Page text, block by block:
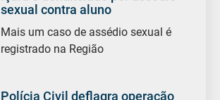
sexual contra aluno
Mais um caso de assédio sexual é
registrado na Região
Polícia Civil deflagra operação